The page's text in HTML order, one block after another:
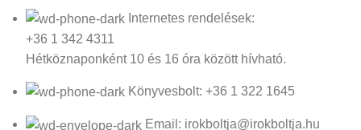
Internetes rendelések:
+36 1 342 4311
Hétköznaponként 10 és 16 óra között hívható.
Könyvesbolt: +36 1 322 1645
Email: irokboltja@irokboltja.hu